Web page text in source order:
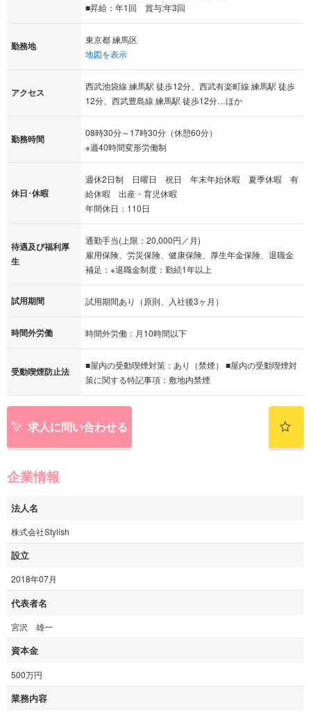
■昇給：年1回 賞与:年3回
勤務地
東京都 練馬区
地図を表示
アクセス
西武池袋線 練馬駅 徒歩12分、西武有楽町線 練馬駅 徒歩
12分、西武豊島線 練馬駅 徒歩12分…ほか
勤務時間
08時30分～17時30分（休憩60分）
※週40時間変形労働制
休日･休暇
週休2日制 日曜日 祝日 年末年始休暇 夏季休暇 有
給休暇 出産・育児休暇
年間休日：110日
待遇及び福利厚
生
通勤手当(上限：20,000円／月)
雇用保険、労災保険、健康保険、厚生年金保険、退職金
補足：※退職金制度：勤続1年以上
試用期間 試用期間あり（原則、入社後3ヶ月）
時間外労働 時間外労働：月10時間以下
受動喫煙防止法
■屋内の受動喫煙対策：あり（禁煙） ■屋内の受動喫煙対
策に関する特記事項：敷地内禁煙
求人に問い合わせる
企業情報
法人名
株式会社Stylish
設立
2018年07月
代表者名
宮沢 雄一
資本金
500万円
業務内容